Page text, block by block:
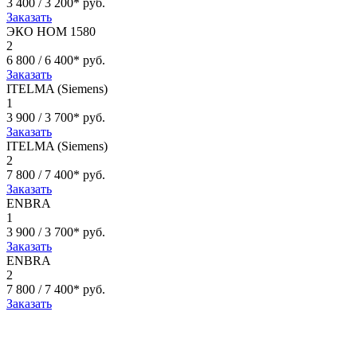
Заказать
ЭКО НОМ 1580
2
6 800 / 6 400* руб.
Заказать
ITELMA (Siemens)
1
3 900 / 3 700* руб.
Заказать
ITELMA (Siemens)
2
7 800 / 7 400* руб.
Заказать
ENBRA
1
3 900 / 3 700* руб.
Заказать
ENBRA
2
7 800 / 7 400* руб.
Заказать